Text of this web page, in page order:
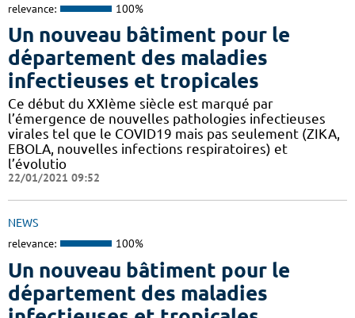
relevance: 100%
Un nouveau bâtiment pour le
département des maladies
infectieuses et tropicales
Ce début du XXIème siècle est marqué par
l’émergence de nouvelles pathologies infectieuses
virales tel que le COVID19 mais pas seulement (ZIKA,
EBOLA, nouvelles infections respiratoires) et
l’évolutio
22/01/2021 09:52
NEWS
relevance: 100%
Un nouveau bâtiment pour le
département des maladies